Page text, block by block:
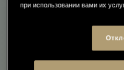
при использовании вами их